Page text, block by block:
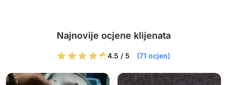
Najnovije ocjene klijenata
4.5 / 5 (71 ocjen)